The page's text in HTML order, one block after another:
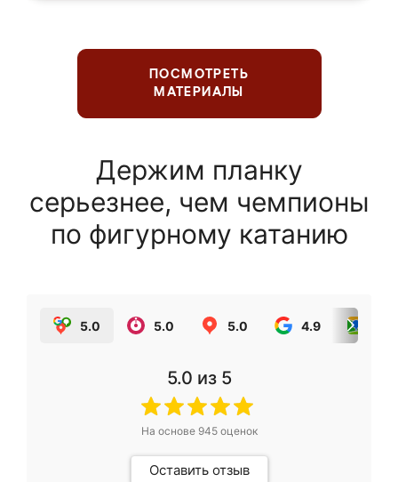
ПОСМОТРЕТЬ
МАТЕРИАЛЫ
Держим планку
серьезнее, чем чемпионы
по фигурному катанию
5.0 5.0 5.0 4.9
5.0 из 5
На основе 945оценок
Оставить отзыв